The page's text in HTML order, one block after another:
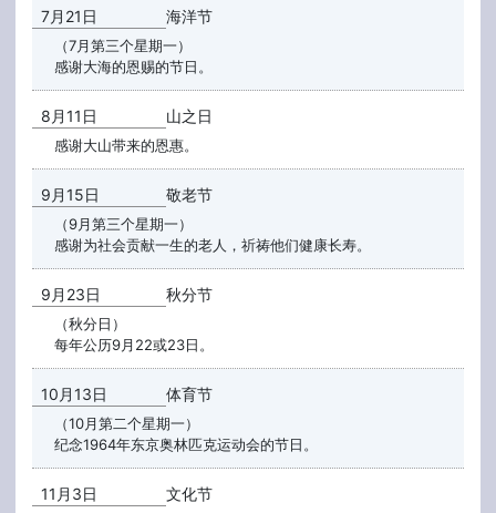
7月21日 海洋节
（7月第三个星期一）
感谢大海的恩赐的节日。
8月11日 山之日
感谢大山带来的恩惠。
9月15日 敬老节
（9月第三个星期一）
感谢为社会贡献一生的老人，祈祷他们健康长寿。
9月23日 秋分节
（秋分日）
每年公历9月22或23日。
10月13日 体育节
（10月第二个星期一）
纪念1964年东京奥林匹克运动会的节日。
11月3日 文化节